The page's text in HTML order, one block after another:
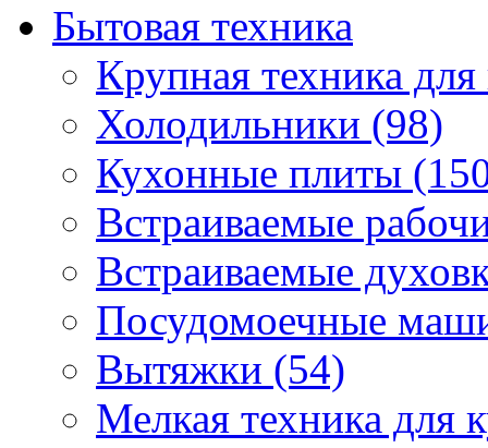
Бытовая техника
Крупная техника
Холодильники (98)
Кухонные плиты
Встраиваемые
Встраиваемые
Посудомоечные
Вытяжки (54)
Мелкая техника для